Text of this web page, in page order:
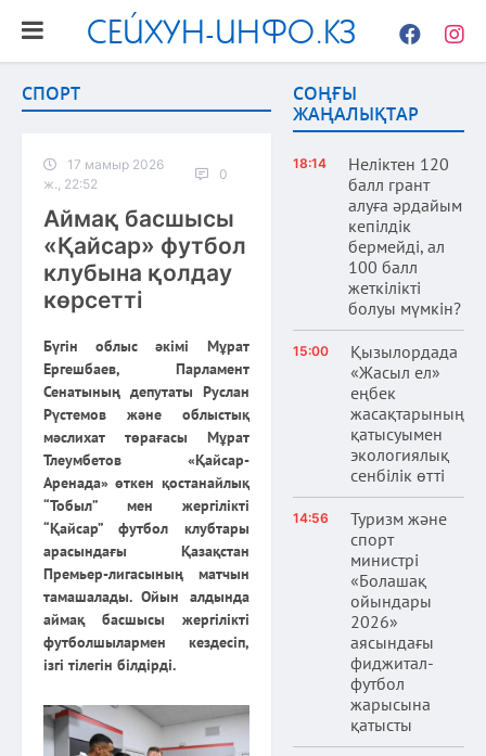
СЕЙХУН-ИНФО.КЗ
Facebook
СПОРТ
17 мамыр 2026
ж., 22:52
0
Аймақ басшысы
«Қайсар» футбол
клубына қолдау
көрсетті
Бүгін облыс әкімі Мұрат
Ергешбаев, Парламент
Сенатының депутаты Руслан
Рүстемов және облыстық
мәслихат төрағасы Мұрат
Тлеумбетов «Қайсар-
Аренада» өткен қостанайлық
“Тобыл” мен жергілікті
“Қайсар” футбол клубтары
арасындағы Қазақстан
Премьер-лигасының матчын
тамашалады.Ойын алдында
аймақ басшысы жергілікті
футболшылармен кездесіп,
ізгі тілегін білдірді.
СОҢҒЫ
ЖАҢАЛЫҚТАР
18:14
Неліктен 120
балл грант
алуға әрдайым
кепілдік
бермейді, ал
100 балл
жеткілікті
болуы мүмкін?
15:00
Қызылордада
«Жасыл ел»
еңбек
жасақтарының
қатысуымен
экологиялық
сенбілік өтті
14:56
Туризм және
спорт
министрі
«Болашақ
ойындары
2026»
аясындағы
фиджитал-
футбол
жарысына
қатысты